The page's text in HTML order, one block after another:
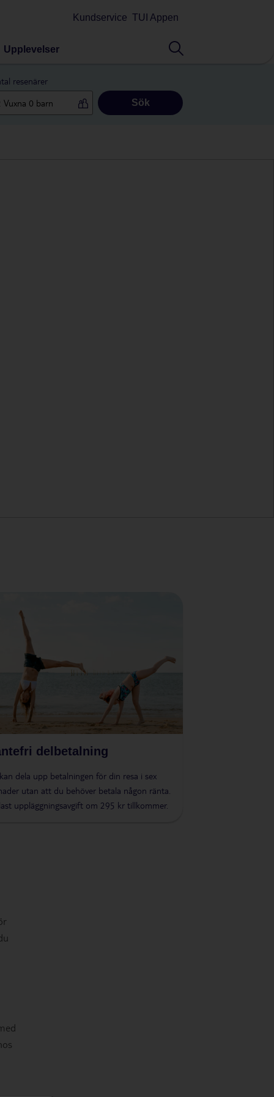
Kundservice TUI Appen
Upplevelser
resenärer
Sök
delbetalning
dela upp betalningen för din resa i sex
utan att du behöver betala någon ränta.
uppläggningsavgift om 295 kr tillkommer.